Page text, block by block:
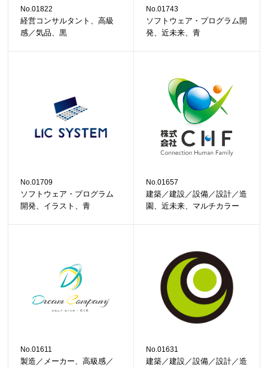
No.01822
経営コンサルタント、高級
感／気品、黒
No.01743
ソフトウェア・プログラム開
発、近未来、青
No.01709
ソフトウェア・プログラム
開発、イラスト、青
No.01657
建築／建設／設備／設計／造
園、近未来、マルチカラー
No.01611
製造／メーカー、高級感／
No.01631
建築／建設／設備／設計／造